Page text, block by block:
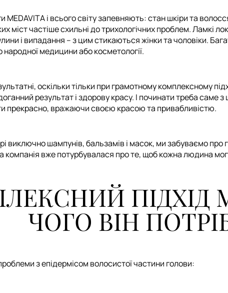
MEDAVITA і всього світу запевняють: стан шкіри та
міст частіше схильні до трихологічних проблем. Ламкі
і випадання – з цим стикаються жінки та чоловіки.
медицини або косметології.
оскільки тільки при грамотному комплексному
результат і здорову красу. І починати треба саме
прекрасно, вражаючи своєю красою та привабливістю.
виключно шампунів, бальзамів і масок, ми забуваємо
вже потурбувалася про те, щоб кожна людина
ПІДХІД
ЧОГО ВІН
з епідермісом волосистої частини голови: